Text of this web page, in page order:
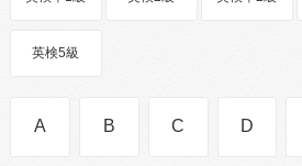
英検5級
A B C D